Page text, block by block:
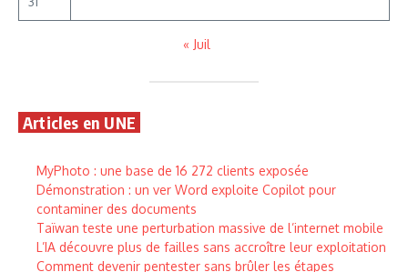
« Juil
Articles en UNE
MyPhoto : une base de 16 272 clients exposée
Démonstration : un ver Word exploite Copilot pour
contaminer des documents
Taïwan teste une perturbation massive de l’internet mobile
L’IA découvre plus de failles sans accroître leur exploitation
Comment devenir pentester sans brûler les étapes